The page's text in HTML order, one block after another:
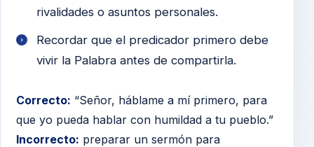
rivalidades o asuntos personales.
Recordar que el predicador primero debe
vivir la Palabra antes de compartirla.
Correcto: “Señor, háblame a mí primero, para
que yo pueda hablar con humildad a tu pueblo.”
Incorrecto: preparar un sermón para